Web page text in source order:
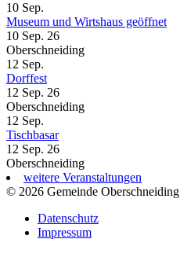
10 Sep.
Museum und Wirtshaus geöffnet
10 Sep. 26
Oberschneiding
12 Sep.
Dorffest
12 Sep. 26
Oberschneiding
12 Sep.
Tischbasar
12 Sep. 26
Oberschneiding
weitere Veranstaltungen
© 2026 Gemeinde Oberschneiding
Datenschutz
Impressum